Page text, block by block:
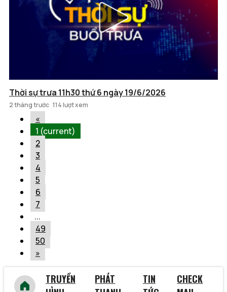
Thời sự trưa 11h30 thứ 6 ngày 19/6/2026
2 tháng trước 114 lượt xem
«
1 (current)
2
3
4
5
6
7
...
49
50
»
TRUYỀN
PHÁT
TIN
CHECK